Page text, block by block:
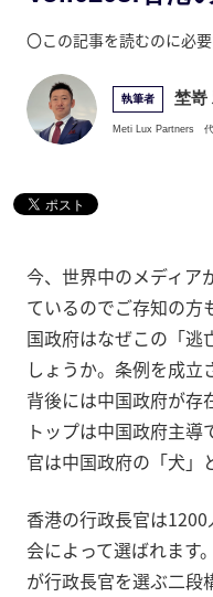
〇この記事を読むのに必要
執筆者 埜嵜
Meti Lux Partners
今、世界中のメディア
ているのでご存知の方
国政府はなぜこの「逃
しょうか。条例を成
背後には中国政府が存
トップは中国政府主
官は中国政府の「犬」
香港の行政長官は
会によって選ばれます
が行政長官を選ぶ二段